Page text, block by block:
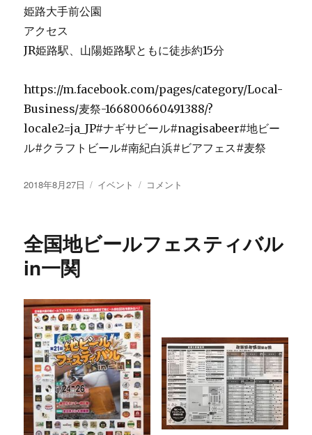
姫路大手前公園
アクセス
JR姫路駅、山陽姫路駅ともに徒歩約15分
https://m.facebook.com/pages/category/Local-
Business/麦祭-166800660491388/?
locale2=ja_JP#ナギサビール#nagisabeer#地ビー
ル#クラフトビール#南紀白浜#ビアフェス#麦祭
投
2018年8月27日
カ
ー
イベント
ナ
ー
ル
作
を
ご
意
し
コメント
全国地ビールフェスティバル
in一関